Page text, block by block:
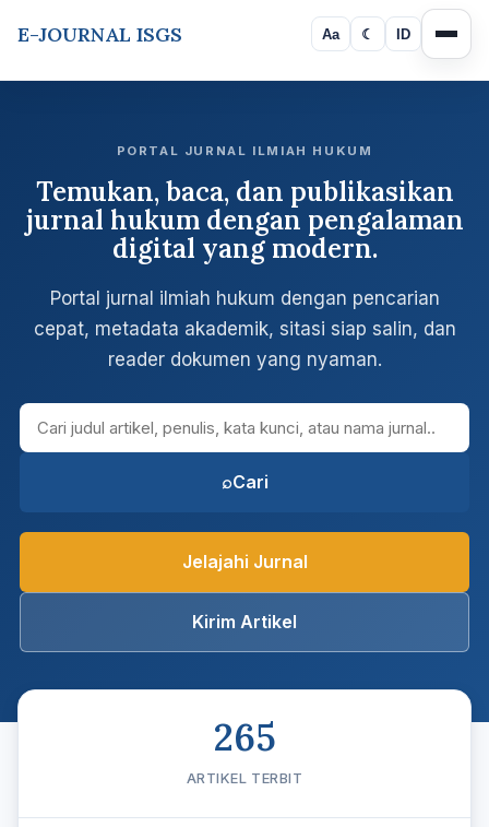
E-JOURNAL ISGS Aa ☾ ID
PORTAL JURNAL ILMIAH HUKUM
Temukan, baca, dan publikasikan
jurnal hukum dengan pengalaman
digital yang modern.
Portal jurnal ilmiah hukum dengan pencarian
cepat, metadata akademik, sitasi siap salin, dan
reader dokumen yang nyaman.
Cari
Jelajahi Jurnal
Kirim Artikel
265
ARTIKEL TERBIT